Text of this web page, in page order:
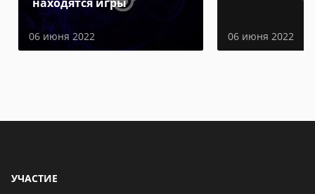
06 июня 2022 06 июня 2022
УЧАСТИЕ